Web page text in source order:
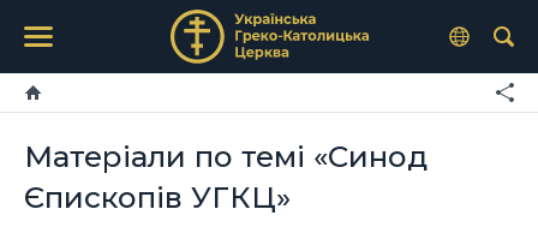
Матеріали по темі «Синод
Єпископів УГКЦ»